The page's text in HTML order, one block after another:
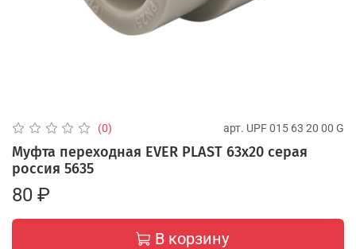
(0) арт. UPF 015 63 20 00 G
Муфта переходная EVER PLAST 63х20 серая
россия 5635
80 ₽
В корзину